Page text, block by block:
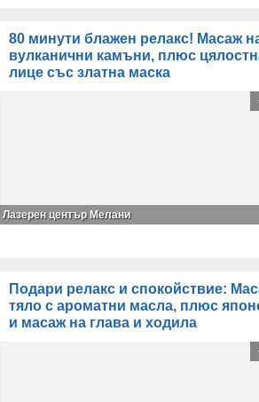
80 минути блажен релакс! Масаж
вулканични камъни, плюс
лице със златна маска
Лазерен център Мелани
Подари релакс и спокойствие:
тяло с ароматни масла, плюс
и масаж на глава и ходила